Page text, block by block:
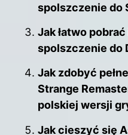
spolszczenie do
Jak łatwo
spolszczenie do
Jak zdobyć
Strange
polskiej wersji
Jak cieszyć się